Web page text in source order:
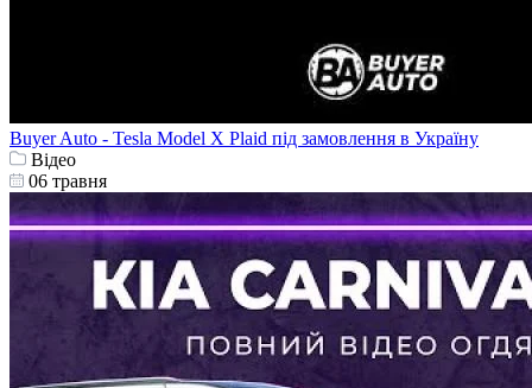
Buyer Auto - Tesla Model X Plaid під замовлення в Україну
Відео
06 травня